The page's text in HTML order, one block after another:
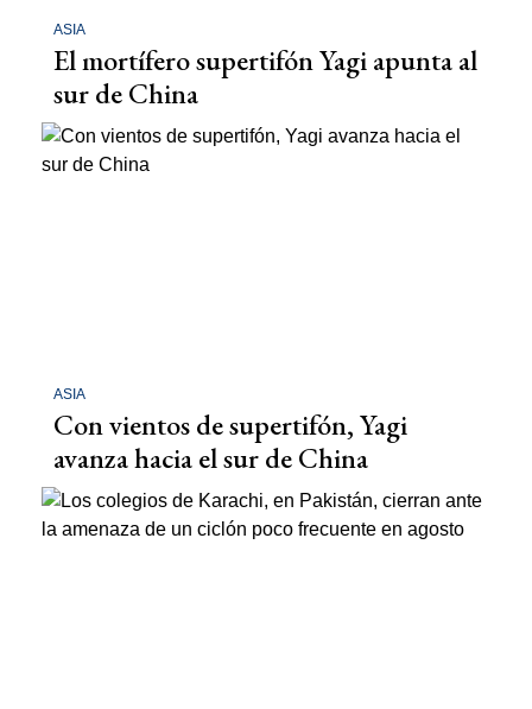
ASIA
El mortífero supertifón Yagi apunta al
sur de China
ASIA
Con vientos de supertifón, Yagi
avanza hacia el sur de China